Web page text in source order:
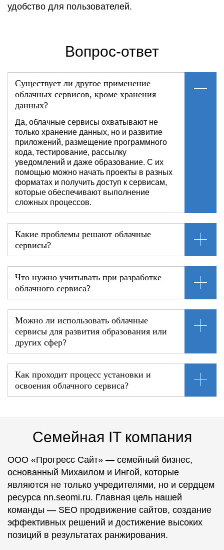
удобство для пользователей.
Вопрос-ответ
Существует ли другое применение
облачных сервисов, кроме хранения
данных?
Да, облачные сервисы охватывают не
только хранение данных, но и развитие
приложений, размещение программного
кода, тестирование, рассылку
уведомлений и даже образование. С их
помощью можно начать проекты в разных
форматах и получить доступ к сервисам,
которые обеспечивают выполнение
сложных процессов.
Какие проблемы решают облачные
сервисы?
Что нужно учитывать при разработке
облачного сервиса?
Можно ли использовать облачные
сервисы для развития образования или
других сфер?
Как проходит процесс установки и
освоения облачного сервиса?
Семейная IT компания
ООО «Прогресс Сайт» — семейный бизнес,
основанный Михаилом и Ингой, которые
являются не только учредителями, но и сердцем
ресурса nn.seomi.ru. Главная цель нашей
команды — SEO продвижение сайтов, создание
эффективных решений и достижение высоких
позиций в результатах ранжирования.